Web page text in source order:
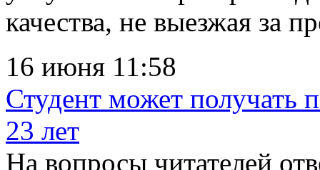
качества, не выезжая за
16 июня 11:58
Студент может получать
23 лет
На вопросы читателей